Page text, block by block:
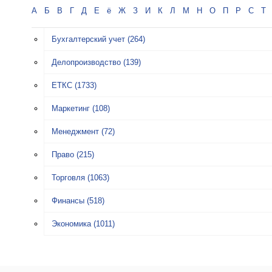
А Б В Г Д Е ё Ж З И К Л М Н О П Р С Т
Бухгалтерский учет (264)
Делопроизводство (139)
ЕТКС (1733)
Маркетинг (108)
Менеджмент (72)
Право (215)
Торговля (1063)
Финансы (518)
Экономика (1011)